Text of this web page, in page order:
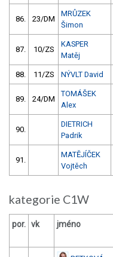
86. 23/DM
MRŮZEK
Šimon
87. 10/ZS
KASPER
Matěj
88. 11/ZS NÝVLT David
89. 24/DM
TOMÁŠEK
Alex
90.
DIETRICH
Padrik
91.
MATĚJÍČEK
Vojtěch
kategorie C1W
por. vk jméno